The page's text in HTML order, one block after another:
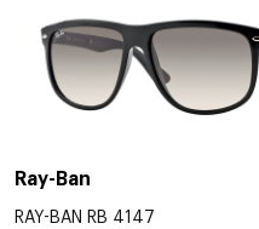
Ray-Ban
RAY-BAN RB 4147